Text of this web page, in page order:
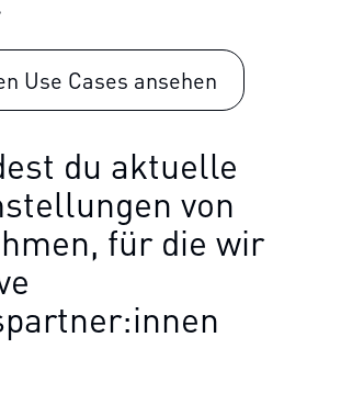
Use Cases ansehen
du aktuelle
von
für die wir